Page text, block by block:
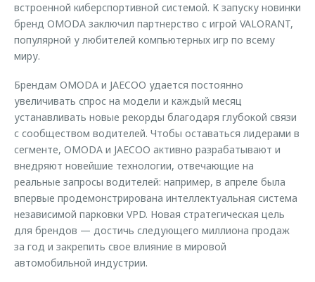
встроенной киберспортивной системой. К запуску новинки
бренд OMODA заключил партнерство с игрой VALORANT,
популярной у любителей компьютерных игр по всему
миру.
Брендам OMODA и JAECOO удается постоянно
увеличивать спрос на модели и каждый месяц
устанавливать новые рекорды благодаря глубокой связи
с сообществом водителей. Чтобы оставаться лидерами в
сегменте, OMODA и JAECOO активно разрабатывают и
внедряют новейшие технологии, отвечающие на
реальные запросы водителей: например, в апреле была
впервые продемонстрирована интеллектуальная система
независимой парковки VPD. Новая стратегическая цель
для брендов — достичь следующего миллиона продаж
за год и закрепить свое влияние в мировой
автомобильной индустрии.